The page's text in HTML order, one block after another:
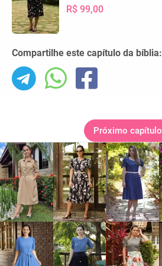
R$ 99,00
Compartilhe este capítulo da bíblia:
Próximo capítulo